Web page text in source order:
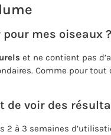
mes oiseaux ?
et ne contient pas
Comme pour
de voir des
à 3 semaines